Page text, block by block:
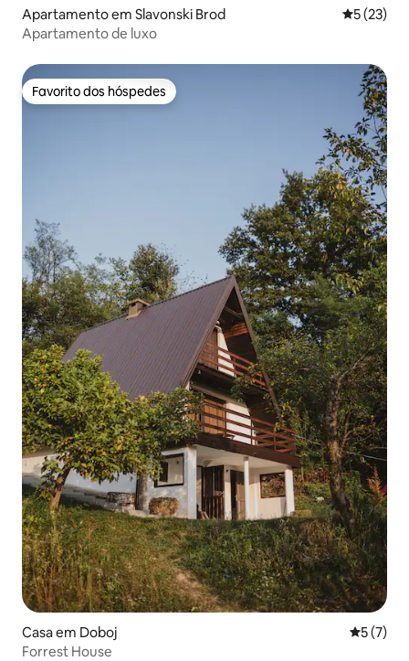
Apartamento em Slavonski Brod
5 (23)
Apartamento de luxo
Favorito dos hóspedes
Favorito dos hóspedes
Casa em Doboj
5 (7)
Forrest House